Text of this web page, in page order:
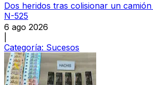
Dos heridos tras colisionar un
N-525
6 ago 2026
Categoría: Sucesos